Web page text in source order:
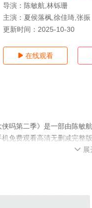
导演： 陈敏航,林铄珊
主演： 夏侯落枫,徐佳琦,张振
更新时间： 2025-10-30
 在线观看
吗第二季》是一部由陈敏
免费观看高清无删减完整
 展